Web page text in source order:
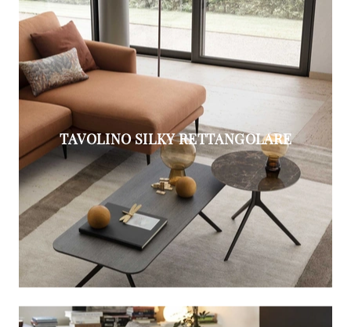
TAVOLINO SILKY RETTANGOLARE